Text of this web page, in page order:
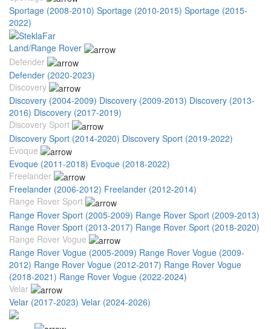
Sportage (2008-2010) Sportage (2010-2015) Sportage (2015-
2022)
Land/Range Rover
Defender
Defender (2020-2023)
Discovery
Discovery (2004-2009) Discovery (2009-2013) Discovery (2013-
2016) Discovery (2017-2019)
Discovery Sport
Discovery Sport (2014-2020) Discovery Sport (2019-2022)
Evoque
Evoque (2011-2018) Evoque (2018-2022)
Freelander
Freelander (2006-2012) Freelander (2012-2014)
Range Rover Sport
Range Rover Sport (2005-2009) Range Rover Sport (2009-2013)
Range Rover Sport (2013-2017) Range Rover Sport (2018-2020)
Range Rover Vogue
Range Rover Vogue (2005-2009) Range Rover Vogue (2009-
2012) Range Rover Vogue (2012-2017) Range Rover Vogue
(2018-2021) Range Rover Vogue (2022-2024)
Velar
Velar (2017-2023) Velar (2024-2026)